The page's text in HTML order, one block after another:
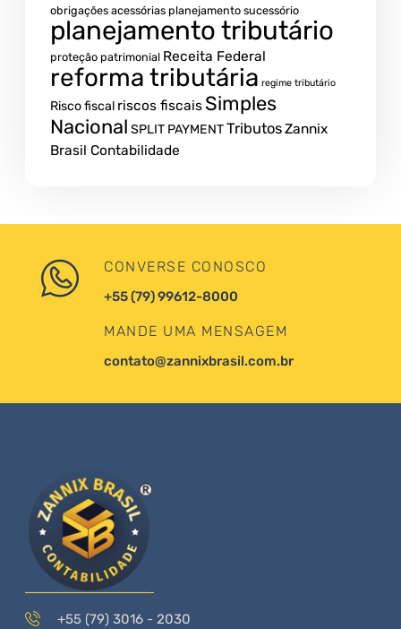
obrigações acessórias planejamento sucessório
planejamento tributário
proteção patrimonial Receita Federal
reforma tributária regime tributário
Risco fiscal riscos fiscais Simples
Nacional SPLIT PAYMENTTributosZannix
Brasil Contabilidade
CONVERSE CONOSCO
+55 (79) 99612-8000
MANDE UMA MENSAGEM
contato@zannixbrasil.com.br
+55 (79) 3016 - 2030